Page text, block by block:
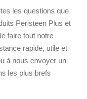
les questions que
Peristeen Plus et
faire tout notre
rapide, utile et
à nous envoyer un
les plus brefs